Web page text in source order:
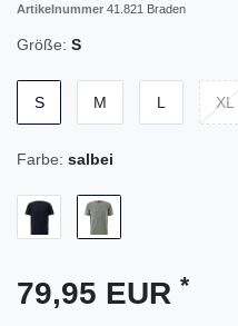
Artikelnummer 41.821 Braden
Größe: S
S M L XL
Farbe: salbei
79,95 EUR *